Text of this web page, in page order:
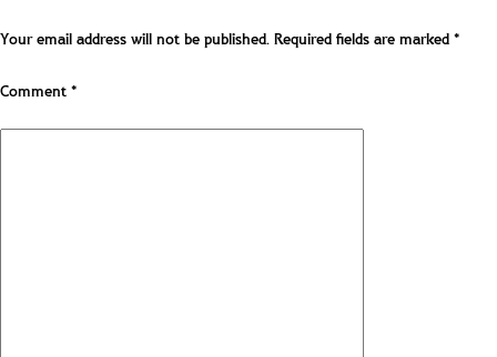
Your email address will not be published.Required fields are marked*
Comment*